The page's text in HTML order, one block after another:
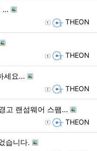
…
등록자 THEON
등록자 THEON
세요…
등록자 THEON
고 랜섬웨어 스팸…
등록자 THEON
습니다.